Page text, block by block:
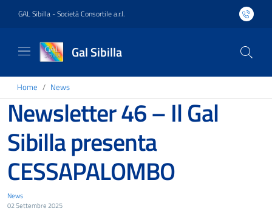
GAL Sibilla - Società Consortile a.r.l.
Gal Sibilla
Home News
Newsletter 46 – Il Gal
Sibilla presenta
CESSAPALOMBO
News
02 Settembre 2025